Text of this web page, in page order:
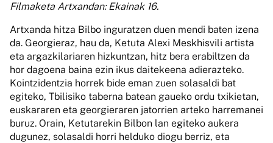
Filmaketa Artxandan: Ekainak 16.
Artxanda hitza Bilbo inguratzen duen mendi baten izena
da. Georgieraz, hau da, Ketuta Alexi Meskhisvili artista
eta argazkilariaren hizkuntzan, hitz bera erabiltzen da
hor dagoena baina ezin ikus daitekeena adierazteko.
Kointzidentzia horrek bide eman zuen solasaldi bat
egiteko, Tbilisiko taberna batean gaueko ordu txikietan,
euskararen eta georgieraren jatorrien arteko harremanei
buruz. Orain, Ketutarekin Bilbon lan egiteko aukera
dugunez, solasaldi horri helduko diogu berriz, eta